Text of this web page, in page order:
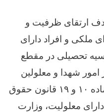
ارتقای ظرفیت و
ملکی و افراد دارای
تحصیلی در مقطع
شهدا و معلولین
۱۰ و ۱۹ قانون حقوق
معلولیت، وزارت